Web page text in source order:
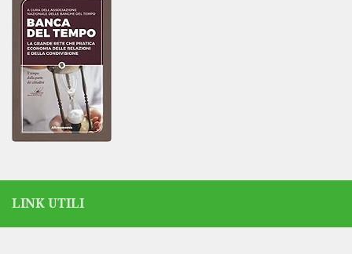
LINK UTILI